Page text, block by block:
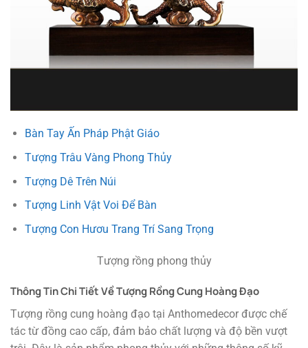
Bàn Tay Ấn Pháp Phật Giáo
Tượng Trâu Vàng Phong Thủy
Tượng Dê Trên Núi
Tượng Linh Vật Voi Để Bàn
Tượng Con Hươu Trang Trí Sang Trọng
Tượng rồng phong thủy
Thông Tin Chi Tiết Về Tượng Rồng Cung Hoàng Đạo
Tượng rồng cung hoàng đạo tại Anthomedecor được chế
tác từ đồng cao cấp, đảm bảo chất lượng và độ bền vượt